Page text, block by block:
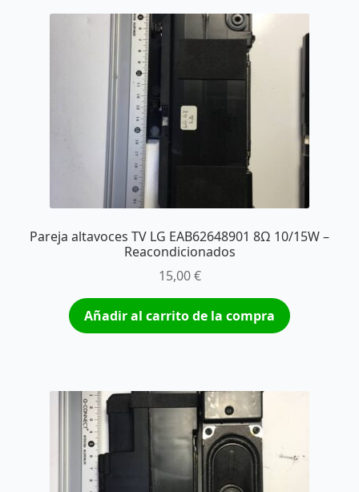
Pareja altavoces TV LG EAB62648901 8Ω 10/15W –
Reacondicionados
15,00€
Añadir al carrito de la compra